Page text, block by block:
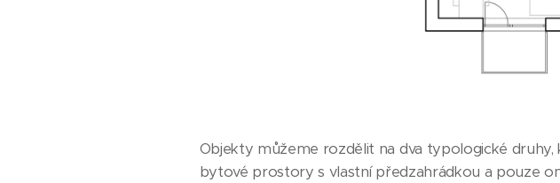
Objekty můžeme rozdělit na dva typologické
bytové prostory s vlastní předzahrádkou a pouze